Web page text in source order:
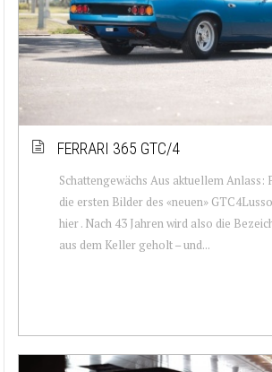
FERRARI 365 GTC/4
Schattengewächs Aus aktuellem Anlass:
die ersten Bilder des «neuen»
hier . Nach 43 Jahren wird also die
aus dem Keller geholt – und...